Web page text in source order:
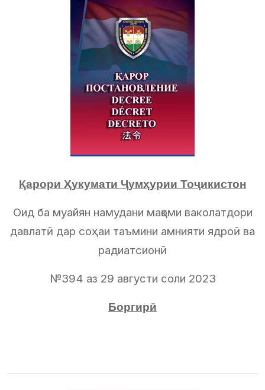
Қарори Ҳукумати Ҷумҳурии Тоҷикистон
Оид ба муайян намудани мақоми ваколатдори
давлатӣ дар соҳаи таъмини амнияти ядроӣ ва
радиатсионӣ
№394 аз 29 августи соли 2023
Боргирӣ